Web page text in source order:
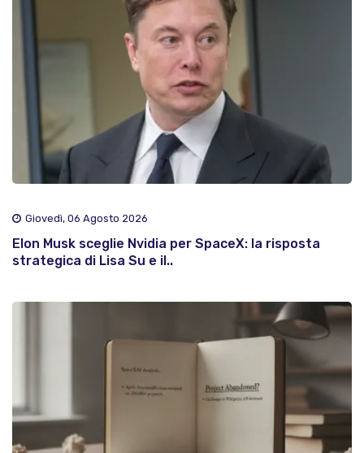
Giovedì, 06 Agosto 2026
Elon Musk sceglie Nvidia per SpaceX: la risposta
strategica di Lisa Su e il..